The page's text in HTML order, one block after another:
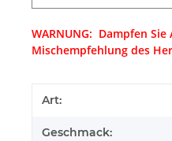
WARNUNG: Dampfen
Mischempfehlung des
Art:
Geschmack: